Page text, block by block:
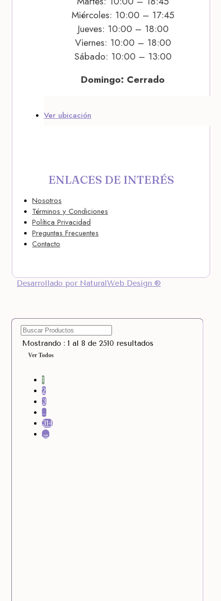
Miércoles: 10:00 – 17:45
Jueves: 10:00 – 18:00
Viernes: 10:00 – 18:00
Sábado: 10:00 – 13:00
Domingo: Cerrado
Ver ubicación
ENLACES DE INTERÉS
Nosotros
Términos y Condiciones
Política Privacidad
Preguntas Frecuentes
Contacto
Desarrollado por NaturalWeb Design ®
Mostrando : 1 al 8 de 2510 resultados
Ver Todos
1
2
3
…
314
→